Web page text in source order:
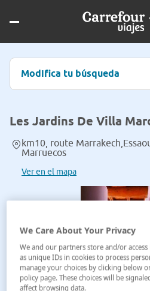
Modifica tu búsqueda
Les Jardins De Villa
km10, route
Marruecos
Ver en el mapa
We Care About Your Privacy
We and our partners store and/or
as unique IDs in cookies to process
manage your choices by clicking below
policy page. These choices will be
affect browsing data.